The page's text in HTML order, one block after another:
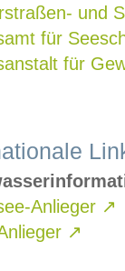
und
für
für
Anlieger ↗
↗